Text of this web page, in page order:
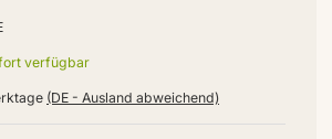
verfügbar
(DE - Ausland abweichend)